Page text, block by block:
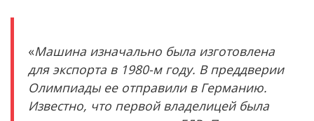
«Машина изначально была изготовлена
для экспорта в 1980-м году. В преддверии
Олимпиады ее отправили в Германию.
Известно, что первой владелицей была